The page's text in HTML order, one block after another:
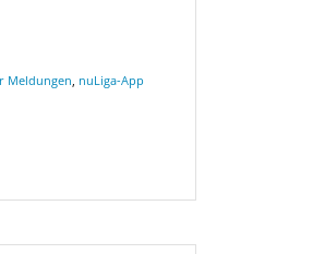
Meldungen nuLiga-App